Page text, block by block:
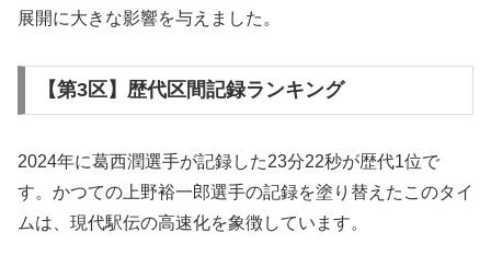
展開に大きな影響を与えました。
【第3区】歴代区間記録ランキング
2024年に葛西潤選手が記録した23分22秒が歴代1位で
す。かつての上野裕一郎選手の記録を塗り替えたこのタイ
ムは、現代駅伝の高速化を象徴しています。